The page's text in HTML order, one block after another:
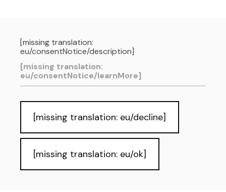
[missing translation:
eu/consentNotice/description]
[missing translation:
eu/consentNotice/learnMore]
[missing translation: eu/decline]
[missing translation: eu/ok]